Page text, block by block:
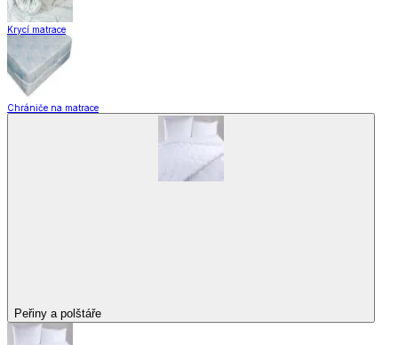
Krycí matrace
Chrániče na matrace
Peřiny a polštáře